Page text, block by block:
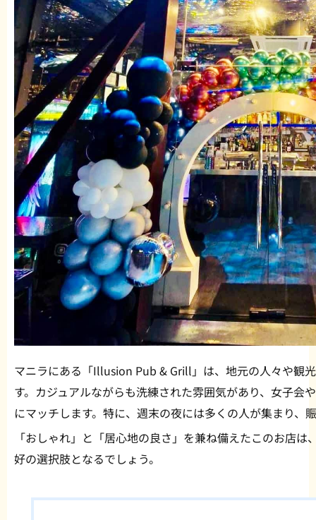
マニラにある「Illusion Pub & Grill」は、地元の人々や観
す。カジュアルながらも洗練された雰囲気があり、女子会
にマッチします。特に、週末の夜には多くの人が集まり、
「おしゃれ」と「居心地の良さ」を兼ね備えたこのお店
好の選択肢となるでしょう。